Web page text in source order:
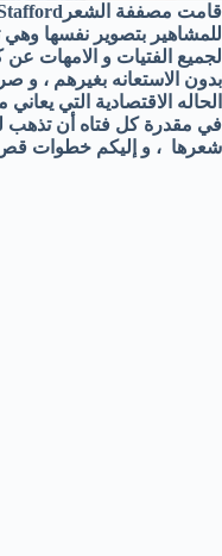
للمشاهير بتصوير نفسها
لجميع الفتيات و الامهات
بدون الاستعانه بغيرهم ،
الحاله الاقتصادية التي
في مقدرة كل فتاه أن
شعرها ، و إليكم خطوات